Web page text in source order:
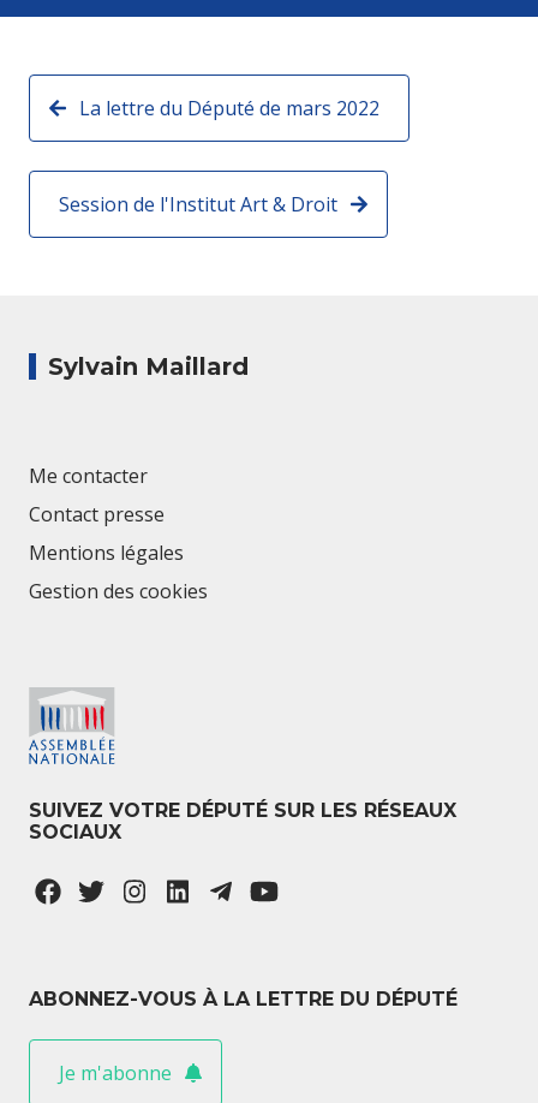
La lettre du Député de mars 2022
Session de l'Institut Art & Droit
Sylvain Maillard
Me contacter
Contact presse
Mentions légales
Gestion des cookies
SUIVEZ VOTRE DÉPUTÉ SUR LES RÉSEAUX
SOCIAUX
ABONNEZ-VOUS À LA LETTRE DU DÉPUTÉ
Je m'abonne